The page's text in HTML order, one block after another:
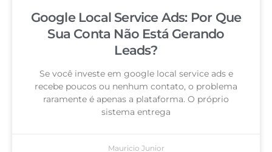
Google Local Service Ads: Por Que
Sua Conta Não Está Gerando
Leads?
Se você investe em google local service ads e
recebe poucos ou nenhum contato, o problema
raramente é apenas a plataforma. O próprio
sistema entrega
Mauricio Junior